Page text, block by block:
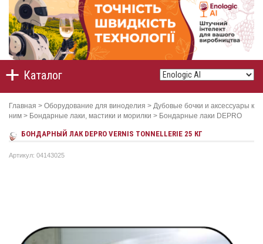
Каталог
Главная > Оборудование для виноделия > Дубовые бочки и аксессуары к
ним > Бондарные лаки, мастики и морилки > Бондарные лаки DEPRO
БОНДАРНЫЙ ЛАК DEPRO VERNIS TONNELLERIE 25 КГ
Артикул: 04143025